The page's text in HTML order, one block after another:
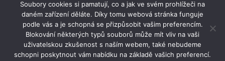
© 2026 Peyda Eshop. Všechna práva vyhrazena.
Soubory cookies si pamatují, co a jak ve svém prohlížeči na
daném zařízení děláte. Díky tomu webová stránka funguje
podle vás a je schopná se přizpůsobit vašim preferencím.
Blokování některých typů souborů může mít vliv na vaši
uživatelskou zkušenost s naším webem, také nebudeme
schopni poskytnout vám nabídku na základě vašich preferencí.